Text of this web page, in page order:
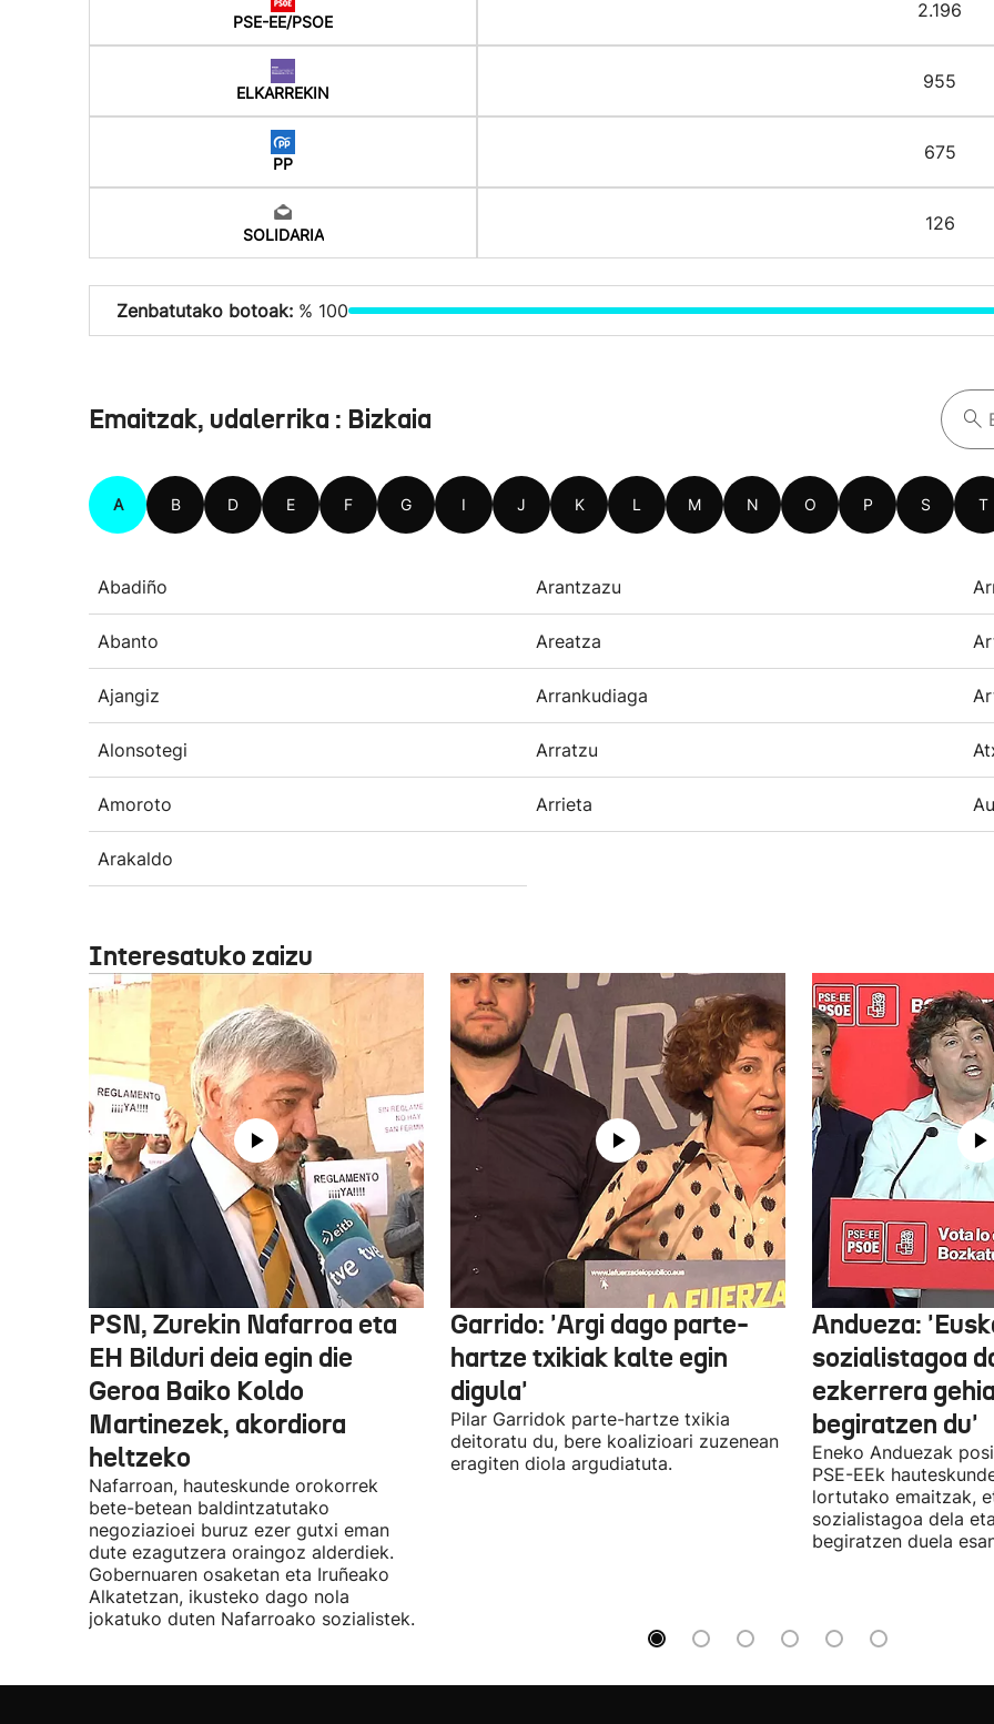
PSE-EE/PSOE
2.196
ELKARREKIN
955
PP
675
SOLIDARIA
126
Zenbatutako botoak: % 100
Emaitzak, udalerrika : Bizkaia
A B D E F G I J K L M N O P S T
Abadiño Arantzazu
Abanto Areatza
Ajangiz Arrankudiaga
Alonsotegi Arratzu
Amoroto Arrieta
Arakaldo
Interesatuko zaizu
PSN, Zurekin Nafarroa eta
EH Bilduri deia egin die
Geroa Baiko Koldo
Martinezek, akordiora
heltzeko
Nafarroan, hauteskunde orokorrek
bete-betean baldintzatutako
negoziazioei buruz ezer gutxi eman
dute ezagutzera oraingoz alderdiek.
Gobernuaren osaketan eta Iruñeako
Alkatetzan, ikusteko dago nola
jokatuko duten Nafarroako sozialistek.
Garrido: 'Argi dago parte-
hartze txikiak kalte egin
digula'
Pilar Garridok parte-hartze txikia
deitoratu du, bere koalizioari zuzenean
eragiten diola argudiatuta.
Andueza:
sozialistagoa
ezkerrera
begiratzen du'
Eneko Anduezak
PSE-EEk
lortutako emaitzak,
sozialistagoa dela
begiratzen duela